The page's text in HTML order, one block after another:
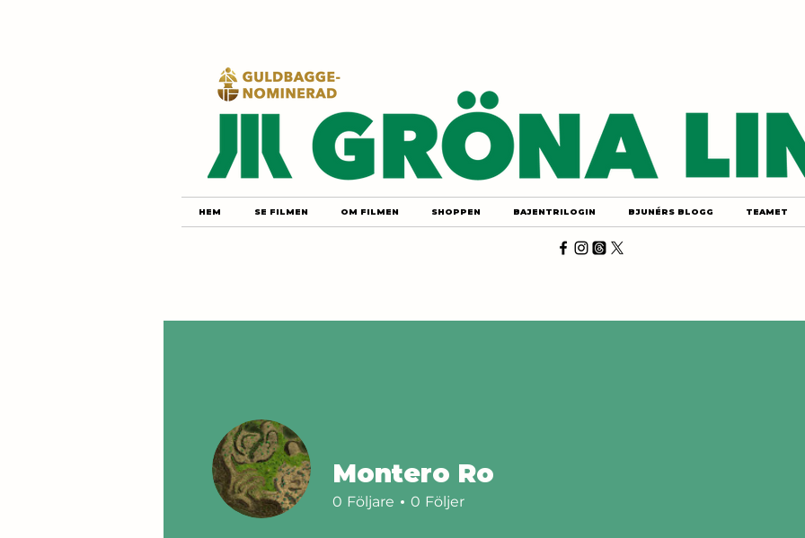
HEM SE FILMEN OM FILMEN SHOPPEN BAJENTRILOGIN BJUNÉRS BLOGG TEAMET
Montero Ro
0 Följare 0 Följer